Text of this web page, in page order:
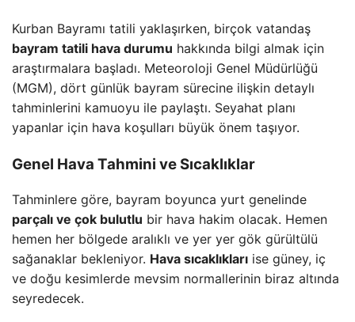
Kurban Bayramı tatili yaklaşırken, birçok vatandaş
bayram tatili hava durumu hakkında bilgi almak için
araştırmalara başladı. Meteoroloji Genel Müdürlüğü
(MGM), dört günlük bayram sürecine ilişkin detaylı
tahminlerini kamuoyu ile paylaştı. Seyahat planı
yapanlar için hava koşulları büyük önem taşıyor.
Genel Hava Tahmini ve Sıcaklıklar
Tahminlere göre, bayram boyunca yurt genelinde
parçalı ve çok bulutlu bir hava hakim olacak. Hemen
hemen her bölgede aralıklı ve yer yer gök gürültülü
sağanaklar bekleniyor. Hava sıcaklıkları ise güney, iç
ve doğu kesimlerde mevsim normallerinin biraz altında
seyredecek.